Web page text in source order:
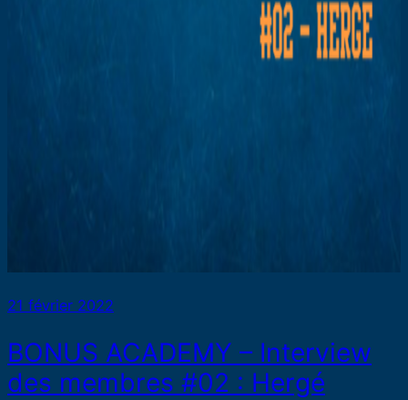
21 février 2022
BONUS ACADEMY – Interview
des membres #02 : Hergé